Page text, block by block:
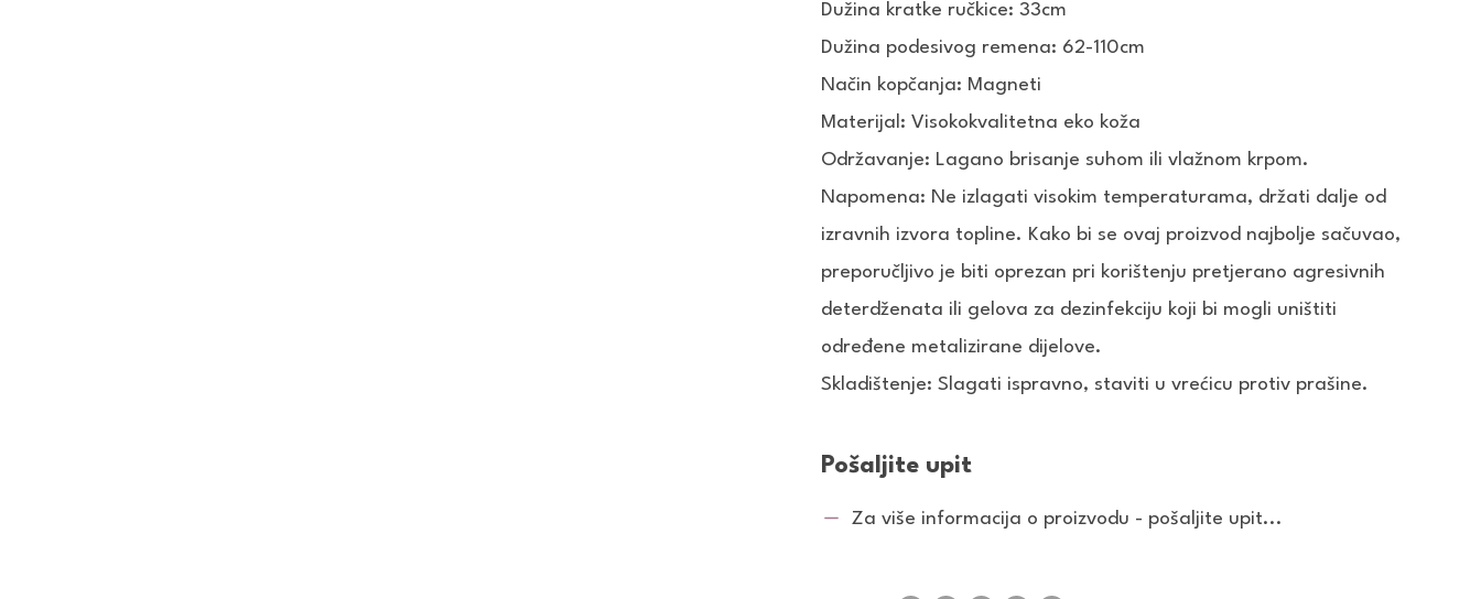
Dužina kratke ručkice: 33cm
Dužina podesivog remena: 62-110cm
Način kopčanja: Magneti
Materijal: Visokokvalitetna eko koža
Održavanje: Lagano brisanje suhom ili vlažnom krpom.
Napomena: Ne izlagati visokim temperaturama, držati dalje od
izravnih izvora topline. Kako bi se ovaj proizvod najbolje sačuvao,
preporučljivo je biti oprezan pri korištenju pretjerano agresivnih
deterdženata ili gelova za dezinfekciju koji bi mogli uništiti
određene metalizirane dijelove.
Skladištenje: Slagati ispravno, staviti u vrećicu protiv prašine.
Pošaljite upit
Za više informacija o proizvodu - pošaljite upit...